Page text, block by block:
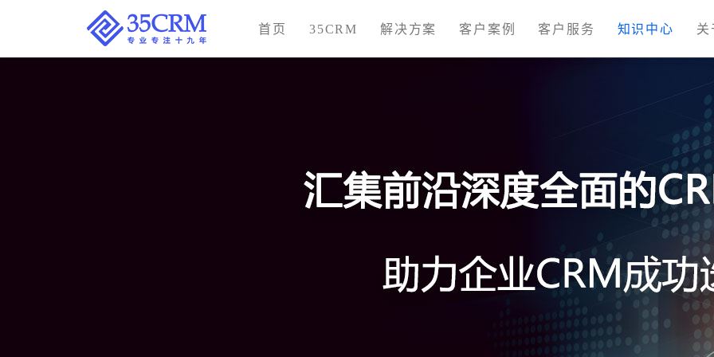
首页 35CRM 解决方案 客户案例 客户服务 知识中心 关